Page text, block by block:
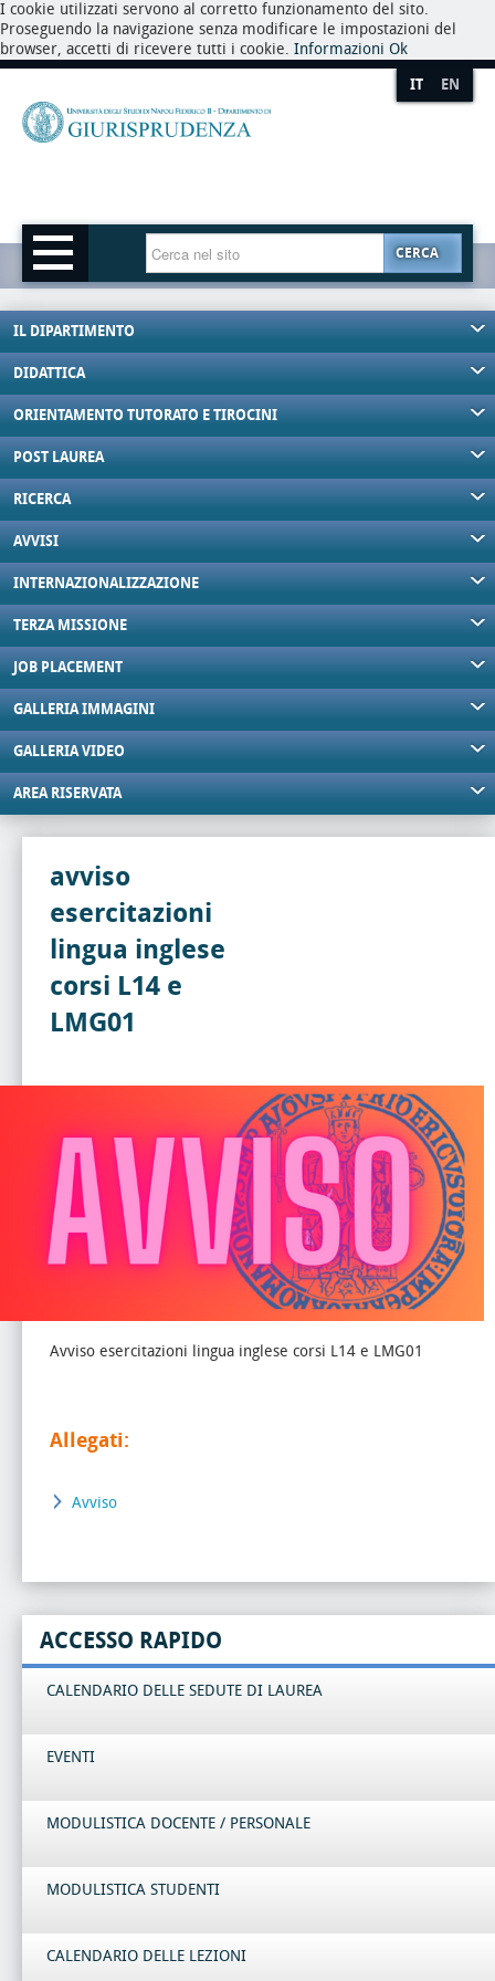
I cookie utilizzati servono al corretto funzionamento del sito.
Proseguendo la navigazione senza modificare le impostazioni del
browser, accetti di ricevere tutti i cookie. Informazioni Ok
IT EN
CERCA
IL DIPARTIMENTO
DIDATTICA
ORIENTAMENTO TUTORATO E TIROCINI
POST LAUREA
RICERCA
AVVISI
INTERNAZIONALIZZAZIONE
TERZA MISSIONE
JOB PLACEMENT
GALLERIA IMMAGINI
GALLERIA VIDEO
AREA RISERVATA
avviso
esercitazioni
lingua inglese
corsi L14 e
LMG01
Avviso esercitazioni lingua inglese corsi L14 e LMG01
Allegati:
Avviso
ACCESSO RAPIDO
CALENDARIO DELLE SEDUTE DI LAUREA
EVENTI
MODULISTICA DOCENTE / PERSONALE
MODULISTICA STUDENTI
CALENDARIO DELLE LEZIONI